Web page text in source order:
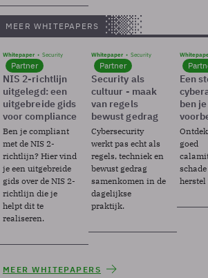
MEER WHITEPAPERS
Whitepaper Security
Partner
NIS 2-richtlijn
uitgelegd: een
uitgebreide gids
voor compliance
Ben je compliant
met de NIS 2-
richtlijn? Hier vind
je een uitgebreide
gids over de NIS 2-
richtlijn die je
helpt dit te
realiseren.
Whitepaper Security
Partner
Security als
cultuur - maak
van regels
bewust gedrag
Cybersecurity
werkt pas echt als
regels, techniek en
bewust gedrag
samenkomen in de
dagelijkse
praktijk.
Een
ben je
goed
herstel
MEER WHITEPAPERS